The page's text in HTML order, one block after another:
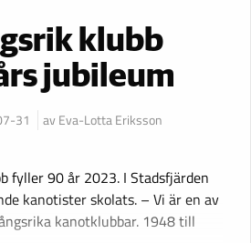
klubb
jubileum
31 av Eva-Lotta Eriksson
fyller 90 år 2023. I Stadsfjärden
kanotister skolats. – Vi är en av
kanotklubbar. 1948 till